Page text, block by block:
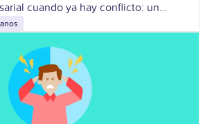
cuando ya hay conflicto: un
tutela o una investigación del